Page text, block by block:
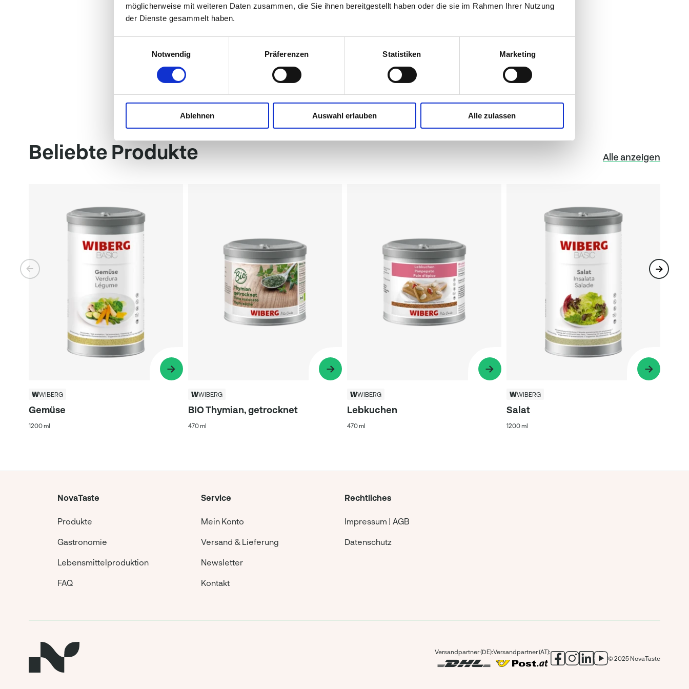
möglicherweise mit weiteren Daten zusammen, die Sie ihnen bereitgestellt haben oder die sie im Rahmen Ihrer Nutzung
der Dienste gesammelt haben.
Notwendig
Präferenzen Statistiken Marketing
Ablehnen Auswahl erlauben Alle zulassen
Salz (gemäß VERORDNUNG (EU) Nr. 1169/2011 Natrium x 2,5)
Beliebte Produkte Alle anzeigen
WIBERG
Gemüse
1200 ml
WIBERG
BIO Thymian, getrocknet
470 ml
WIBERG
Lebkuchen
470 ml
WIBERG
Salat
1200 ml
NovaTaste
Produkte
Gastronomie
Lebensmittelproduktion
FAQ
Service
Mein Konto
Versand & Lieferung
Newsletter
Kontakt
Rechtliches
Impressum | AGB
Datenschutz
Versandpartner (DE):Versandpartner (AT):
© 2025 NovaTaste